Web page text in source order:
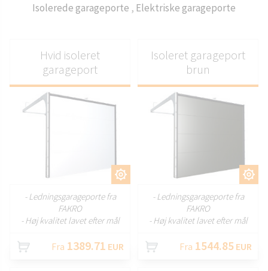
Isolerede garageporte , Elektriske garageporte
Hvid isoleret
garageport
- Ledningsgarageporte fra
FAKRO
- Høj kvalitet lavet efter mål
Fra 1389.71 EUR
TILPAS
Isoleret garageport
brun
- Ledningsgarageporte fra
FAKRO
- Høj kvalitet lavet efter mål
Fra 1544.85 EUR